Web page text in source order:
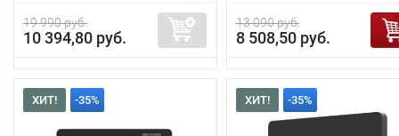
19 990 руб.
10 394,80 руб.
13 090 руб.
8 508,50 руб.
ХИТ! -35% ХИТ! -35%